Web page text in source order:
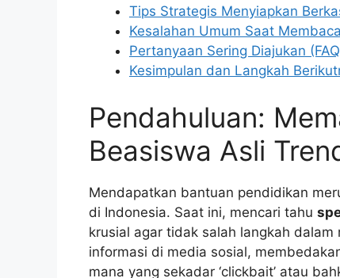
Tips Strategis Menyiapkan
Kesalahan Umum Saat
Pertanyaan Sering Diajukan
Kesimpulan dan Langkah
Pendahuluan:
Beasiswa Asli
Mendapatkan bantuan pendidikan
di Indonesia. Saat ini, mencari tahu
krusial agar tidak salah langkah
informasi di media sosial,
mana yang sekadar ‘clickbait’ atau